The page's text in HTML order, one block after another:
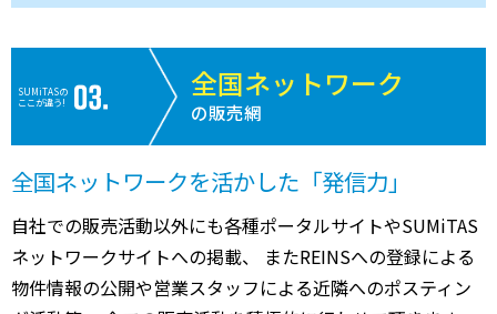
SUMiTASの
ここが違う!
全国ネットワーク
の販売網
全国ネットワークを活かした「発信力」
自社での販売活動以外にも各種ポータルサイトやSUMiTAS
ネットワークサイトへの掲載、 またREINSへの登録による
物件情報の公開や営業スタッフによる近隣へのポスティン